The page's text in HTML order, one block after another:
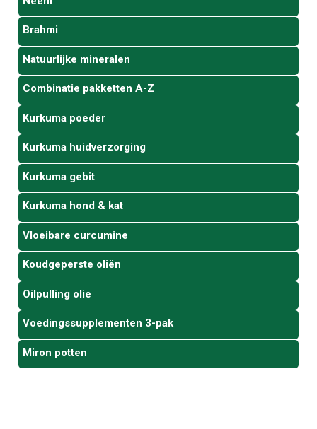
Brahmi
Natuurlijke mineralen
Combinatie pakketten A-Z
Kurkuma poeder
Kurkuma huidverzorging
Kurkuma gebit
Kurkuma hond & kat
Vloeibare curcumine
Koudgeperste oliën
Oilpulling olie
Voedingssupplementen 3-pak
Miron potten